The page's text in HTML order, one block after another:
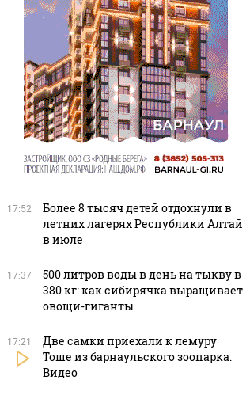
17:52
Более 8 тысяч детей отдохнули в
летних лагерях Республики Алтай
в июле
17:37
500 литров воды в день на тыкву в
380 кг: как сибирячка выращивает
овощи-гиганты
17:21
Две самки приехали к лемуру
Тоше из барнаульского зоопарка.
Видео